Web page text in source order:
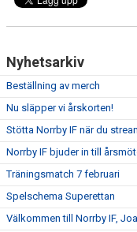
Nyhetsarkiv
Beställning av merch
Nu släpper vi årskorten!
Stötta Norrby IF när du
Norrby IF bjuder in till
Träningsmatch 7 februari
Spelschema Superettan
Välkommen till Norrby IF,